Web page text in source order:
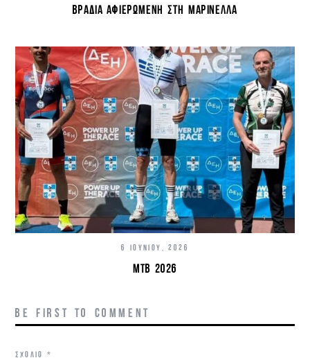
ΒΡΑΔΙΆ ΑΦΙΕΡΩΜΈΝΗ ΣΤΗ ΜΑΡΙΝΈΛΛΑ
6 ΙΟΥΝΊΟΥ, 2026
MTB 2026
BE FIRST TO COMMENT
ΣΧΌΛΙΟ*